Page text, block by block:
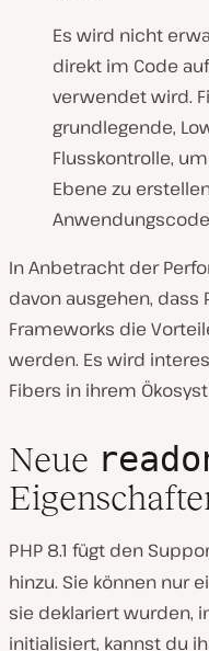
Es wird nicht
direkt im Code
verwendet wird.
grundlegende,
Flusskontrolle,
Ebene zu
In Anbetracht der
davon ausgehen, dass
Frameworks die
werden. Es wird
Fibers in ihrem
Neue
PHP 8.1 fügt den
hinzu. Sie können nur
sie deklariert wurden,
initialisiert, kannst du